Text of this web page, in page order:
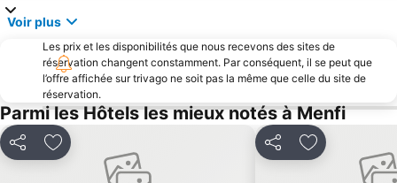
Voir plus
Les prix et les disponibilités que nous recevons des sites de
réservation changent constamment. Par conséquent, il se peut que
l’offre affichée sur trivago ne soit pas la même que celle du site de
réservation.
Parmi les Hôtels les mieux notés à Menfi
PartagerAjouter à mes favoris PartagerAjouter à